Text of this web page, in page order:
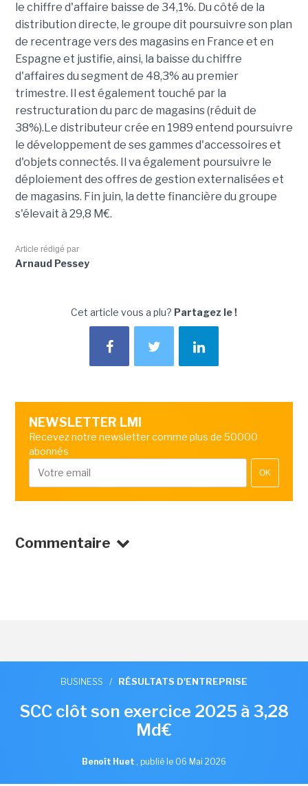
le chiffre d'affaire baisse de 34,1%. Du côté de la
distribution directe, le groupe dit poursuivre son plan
de recentrage vers des magasins en France et en
Espagne et justifie, ainsi, la baisse du chiffre
d'affaires du segment de 48,3% au premier
trimestre. Il est également touché par la
restructuration du parc de magasins (réduit de
38%).Le distributeur crée en 1989 entend poursuivre
le développement de ses gammes d'accessoires et
d'objets connectés. Il va également poursuivre le
déploiement des offres de gestion externalisées et
de magasins. Fin juin, la dette financière du groupe
s'élevait à 29,8 M€.
Article rédigé par
Arnaud Pessey
Cet article vous a plu? Partagez le !
NEWSLETTER LMI
Recevez notre newsletter comme plus de 50000
abonnés
OK
Commentaire
BUSINESS / RÉSULTATS D'ENTREPRISE
SCC clôt son exercice 2025 à 3,28
Md€
Benoît Huet , publié le 06 Mai 2026